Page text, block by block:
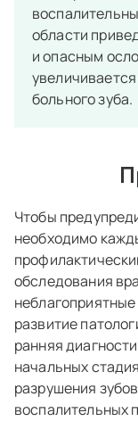
области
и опасным
больного зуба.
Чтобы
необходимо
обследования
развитие
ранняя
начальных
разрушения
воспалительных